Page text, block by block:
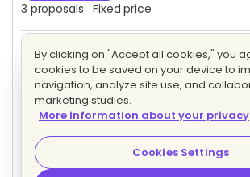
3 proposals Fixed price
Integração Api Split de pagamento do
em Php
Evaluating bids
2 proposals Fixed price
Consultoria para desenvolvimento de
Evaluating bids
6 proposals
By clicking on "Accept all cookies," you
cookies to be saved on your device to
navigation, analyze site use, and
marketing studies.
More information about your privacy
Cookies Settings